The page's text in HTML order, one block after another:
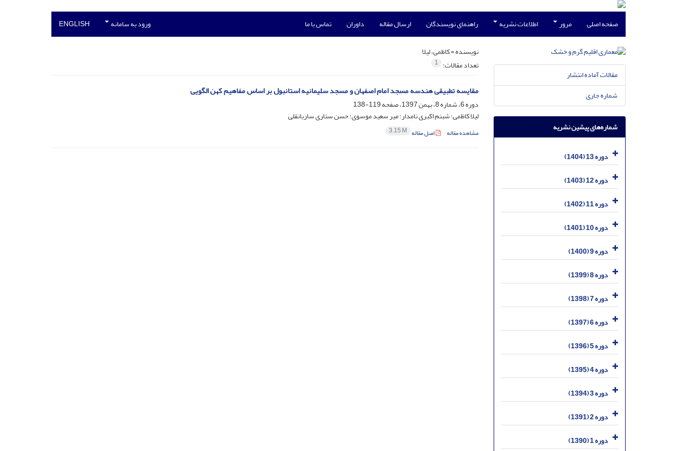
صفحه اصلی مرور اطلاعات نشریه راهنمای نویسندگان ارسال مقاله داوران تماس با ما ورود به سامانه ENGLISH
نویسنده =کاظمی، لیلا
تعداد مقالات: 1
مقایسه تطبیقی هندسه مسجد امام اصفهان و مسجد سلیمانیه استانبول بر اساس مفاهیم کهن الگویی
دوره 6، شماره 8، بهمن 1397، صفحه
119-138
لیلا کاظمی؛ شبنم اکبری نامدار؛ میر سعید موسوی؛ حسن ستاری ساربانقلی
مشاهده مقاله اصل مقاله 3.15 M
مقالات آماده انتشار
شماره جاری
شماره‌های پیشین نشریه
دوره 13 (1404)
دوره 12 (1403)
دوره 11 (1402)
دوره 10 (1401)
دوره 9 (1400)
دوره 8 (1399)
دوره 7 (1398)
دوره 6 (1397)
دوره 5 (1396)
دوره 4 (1395)
دوره 3 (1394)
دوره 2 (1391)
دوره 1 (1390)